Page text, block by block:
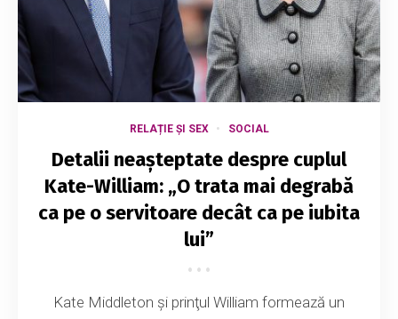
RELAȚIE ȘI SEX SOCIAL
Detalii neașteptate despre cuplul
Kate-William: „O trata mai degrabă
ca pe o servitoare decât ca pe iubita
lui”
Kate Middleton şi prinţul William formează un